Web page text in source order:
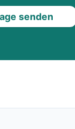
senden